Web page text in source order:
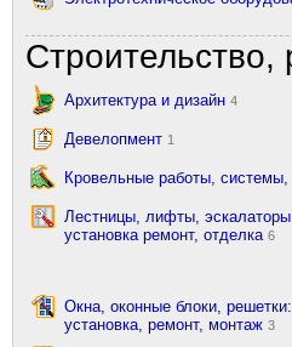
Строительство,
Архитектура и дизайн 4
Девелопмент 1
Кровельные работы, системы,
Лестницы, лифты,
установка ремонт, отделка 6
Окна, оконные блоки, решетки:
установка, ремонт, монтаж 3